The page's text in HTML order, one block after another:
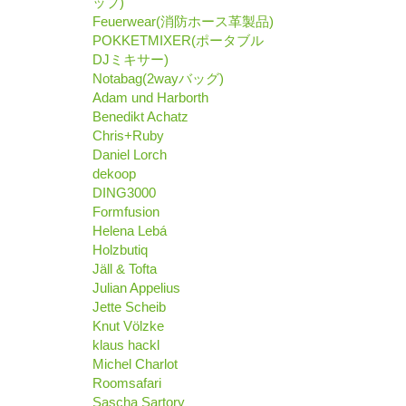
Feuerwear(消防ホース革製品)
POKKETMIXER(ポータブル
DJミキサー)
Notabag(2wayバッグ)
Adam und Harborth
Benedikt Achatz
Chris+Ruby
Daniel Lorch
dekoop
DING3000
Formfusion
Helena Lebá
Holzbutiq
Jäll & Tofta
Julian Appelius
Jette Scheib
Knut Völzke
klaus hackl
Michel Charlot
Roomsafari
Sascha Sartory